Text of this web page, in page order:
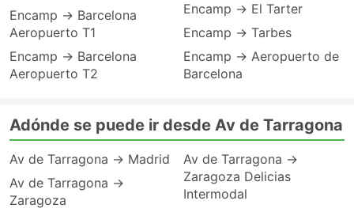
Encamp → Barcelona
Aeropuerto T1
Encamp → Barcelona
Aeropuerto T2
Encamp → El Tarter
Encamp → Tarbes
Encamp → Aeropuerto de
Barcelona
Adónde se puede ir desde Av de Tarragona
Av de Tarragona → Madrid
Av de Tarragona →
Zaragoza
Av de Tarragona →
Zaragoza Delicias
Intermodal